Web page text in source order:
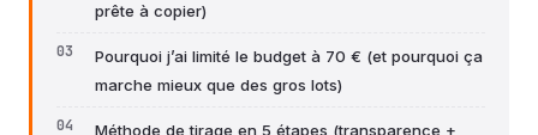
prête à copier)
Pourquoi j’ai limité le budget à 70 € (et pourquoi ça
marche mieux que des gros lots)
Méthode de tirage en 5 étapes (transparence +